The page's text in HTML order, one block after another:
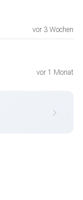
vor 3 Wochen
vor 1 Monat